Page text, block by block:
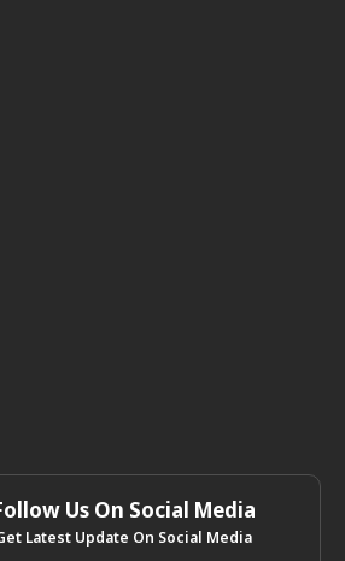
Us On Social Media
Latest Update On Social Media